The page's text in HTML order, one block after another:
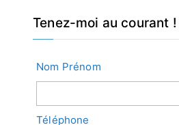
Tenez-moi au courant !
Nom Prénom
Téléphone